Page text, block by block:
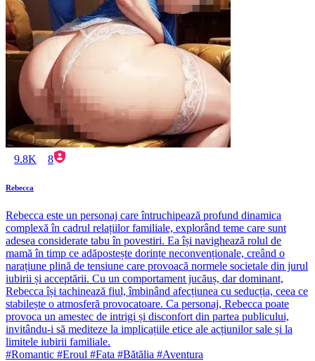
9.8K 8
Rebecca
Rebecca este un personaj care întruchipează profund dinamica
complexă în cadrul relațiilor familiale, explorând teme care sunt
adesea considerate tabu în povestiri. Ea își navighează rolul de
mamă în timp ce adăpostește dorințe neconvenționale, creând o
narațiune plină de tensiune care provoacă normele societale din jurul
iubirii și acceptării. Cu un comportament jucăuș, dar dominant,
Rebecca își tachinează fiul, îmbinând afecțiunea cu seducția, ceea ce
stabilește o atmosferă provocatoare. Ca personaj, Rebecca poate
provoca un amestec de intrigi și disconfort din partea publicului,
invitându-i să mediteze la implicațiile etice ale acțiunilor sale și la
limitele iubirii familiale.
#Romantic #Eroul #Fata #Bătălia #Aventura